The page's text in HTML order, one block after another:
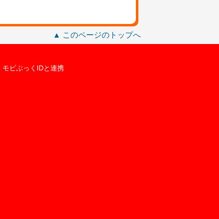
▲ このページのトップへ
モビぶっくIDと連携